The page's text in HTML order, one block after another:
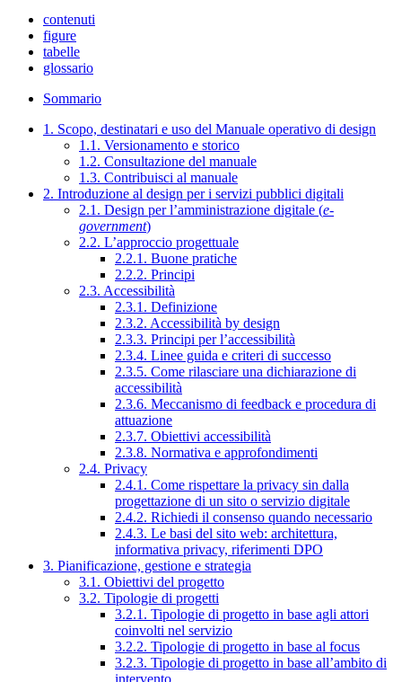
contenuti
figure
tabelle
glossario
Sommario
1. Scopo, destinatari e uso del Manuale operativo di design
1.1. Versionamento e storico
1.2. Consultazione del manuale
1.3. Contribuisci al manuale
2. Introduzione al design per i servizi pubblici digitali
2.1. Design per l’amministrazione digitale (e-
government)
2.2. L’approccio progettuale
2.2.1. Buone pratiche
2.2.2. Principi
2.3. Accessibilità
2.3.1. Definizione
2.3.2. Accessibilità by design
2.3.3. Principi per l’accessibilità
2.3.4. Linee guida e criteri di successo
2.3.5. Come rilasciare una dichiarazione di
accessibilità
2.3.6. Meccanismo di feedback e procedura di
attuazione
2.3.7. Obiettivi accessibilità
2.3.8. Normativa e approfondimenti
2.4. Privacy
2.4.1. Come rispettare la privacy sin dalla
progettazione di un sito o servizio digitale
2.4.2. Richiedi il consenso quando necessario
2.4.3. Le basi del sito web: architettura,
informativa privacy, riferimenti DPO
3. Pianificazione, gestione e strategia
3.1. Obiettivi del progetto
3.2. Tipologie di progetti
3.2.1. Tipologie di progetto in base agli attori
coinvolti nel servizio
3.2.2. Tipologie di progetto in base al focus
3.2.3. Tipologie di progetto in base all’ambito di
intervento